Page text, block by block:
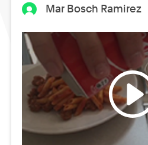
Mar Bosch Ramirez